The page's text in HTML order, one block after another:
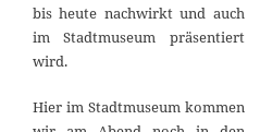
bis heute nachwirkt und auch
im Stadtmuseum präsentiert
wird.
Hier im Stadtmuseum kommen